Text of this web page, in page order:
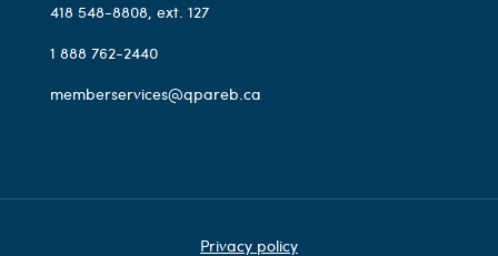
418 548-8808, ext. 127
1 888 762-2440
memberservices@qpareb.ca
Privacy policy